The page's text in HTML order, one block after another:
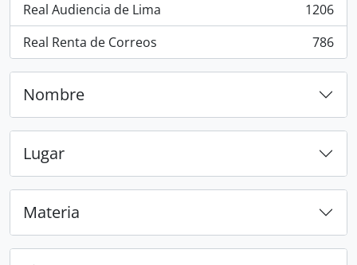
Real Audiencia de Lima
, 1206 resultados
1206
Real Renta de Correos
, 786 resultados 786
Nombre
Lugar
Materia